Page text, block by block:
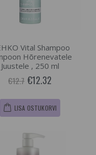
Vital Shampoo
Hõrenevatele
Juustele , 250 ml
€12.7 €12.32
LISA OSTUKORVI